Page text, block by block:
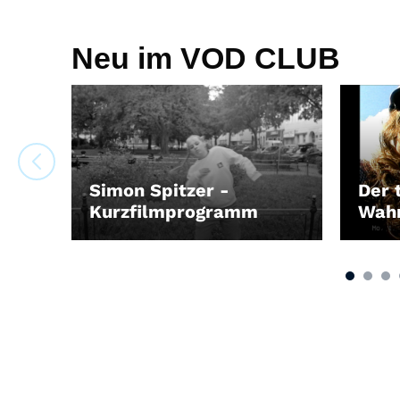
Neu im VOD CLUB
Simon Spitzer -
Kurzfilmprogramm
LEIHEN
Der